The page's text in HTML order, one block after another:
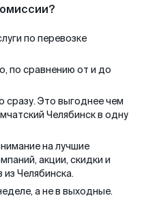
по перевозке
по сравнению от и до
сразу. Это выгоднее чем
Челябинск в одну
на лучшие
акции, скидки и
Челябинска.
а не в выходные.